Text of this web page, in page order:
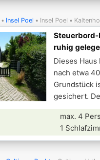
Insel Poel Insel Poel
ruhig
Dieses
nach etwa
Grundstück
gesichert.
max. 4
1